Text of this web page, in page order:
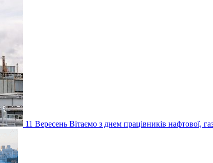
11 Вересень Вітаємо з днем працівників нафтової,